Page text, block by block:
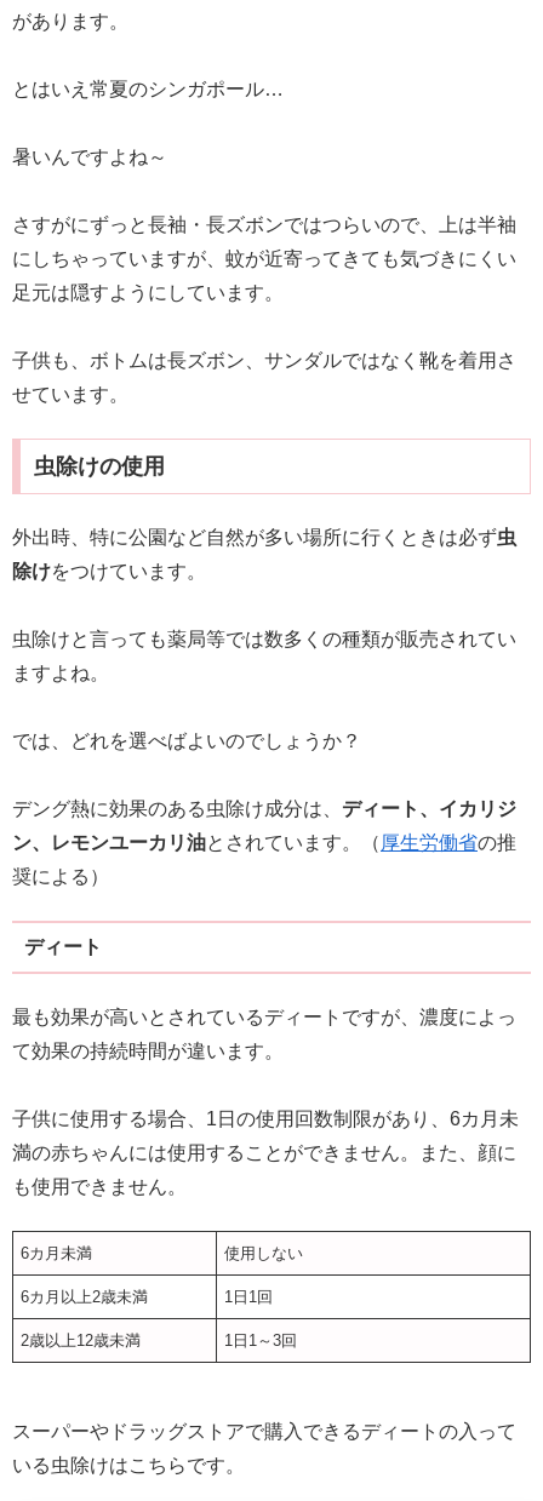
があります。
とはいえ常夏のシンガポール…
暑いんですよね～
さすがにずっと長袖・長ズボンではつらいので、上は半袖
にしちゃっていますが、蚊が近寄ってきても気づきにくい
足元は隠すようにしています。
子供も、ボトムは長ズボン、サンダルではなく靴を着用さ
せています。
虫除けの使用
外出時、特に公園など自然が多い場所に行くときは必ず虫
除けをつけています。
虫除けと言っても薬局等では数多くの種類が販売されてい
ますよね。
では、どれを選べばよいのでしょうか？
デング熱に効果のある虫除け成分は、 ディート、イカリジ
ン、レモンユーカリ油とされています。（ 厚生労働省の推
奨による）
ディート
最も効果が高いとされているディートですが、濃度によっ
て効果の持続時間が違います。
子供に使用する場合、1日の使用回数制限があり、6カ月未
満の赤ちゃんには使用することができません。また、顔に
も使用できません。
6カ月未満 使用しない
6カ月以上2歳未満 1日1回
2歳以上12歳未満 1日1～3回
スーパーやドラッグストアで購入できるディートの入って
いる虫除けはこちらです。